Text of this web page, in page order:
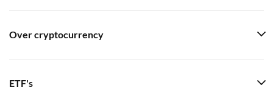
Over cryptocurrency
ETF's